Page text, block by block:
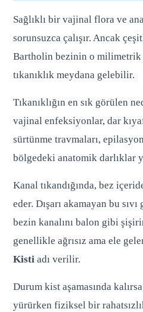
Sağlıklı bir vajinal flora ve
sorunsuzca çalışır. Ancak
Bartholin bezinin o milimetrik
tıkanıklık meydana gelebilir.
Tıkanıklığın en sık görülen
vajinal enfeksiyonlar, dar
sürtünme travmaları,
bölgedeki anatomik darlıklar
Kanal tıkandığında, bez
eder. Dışarı akamayan bu
bezin kanalını balon gibi
genellikle ağrısız ama ele
Kisti adı verilir.
Durum kist aşamasında
yürürken fiziksel bir